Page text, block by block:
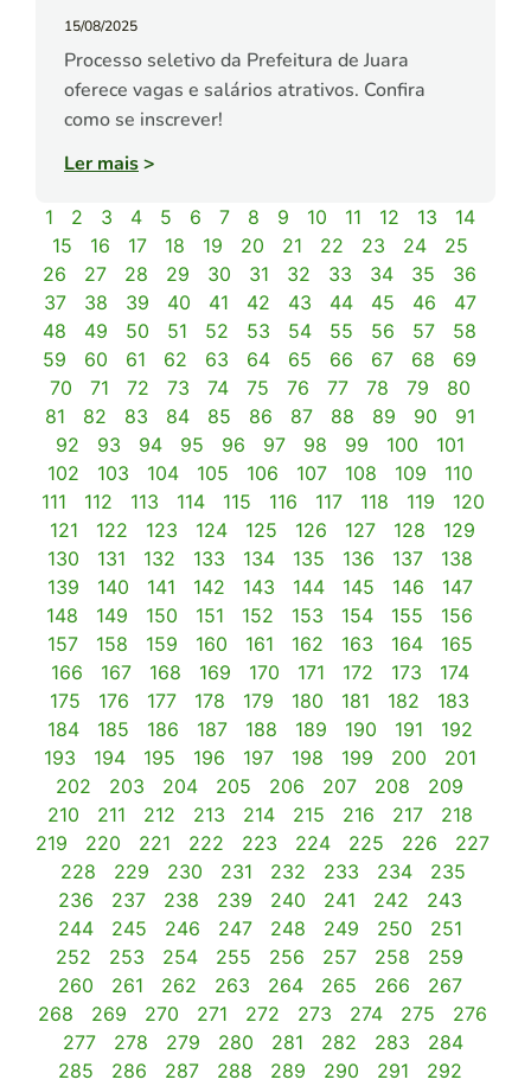
15/08/2025
Processo seletivo da Prefeitura de Juara
oferece vagas e salários atrativos. Confira
como se inscrever!
Ler mais>
1 2 3 4 5 6 7 8 9 10 11 12 13
14
15
16 17 18 19 20 21 22 23 24
25
26
27 28 29 30 31 32 33 34 35
36
37
38 39 40 41 42 43 44 45 46
47
48
49 50 51 52 53 54 55 56 57
58
59
60 61 62 63 64 65 66 67 68
69
70
71 72 73 74 75 76 77 78 79
80
81
82 83 84 85 86 87 88 89 90
91
92
93 94 95 96 97 98 99 100
101
102
103 104 105 106 107 108 109
110
111
112 113 114 115 116 117 118 119
120
121
122 123 124 125 126 127 128
129
130
131 132 133 134 135 136 137
138
139
140 141 142 143 144 145 146
147
148
149 150 151 152 153 154 155
156
157
158 159 160 161 162 163 164
165
166
167 168 169 170 171 172 173
174
175
176 177 178 179 180 181 182
183
184
185 186 187 188 189 190 191
192
193
194 195 196 197 198 199 200
201
202
203 204 205 206 207 208
209
210
211 212 213 214 215 216 217
218
219
220 221 222 223 224 225 226
227
228
229 230 231 232 233 234
235
236
237 238 239 240 241 242
243
244
245 246 247 248 249 250
251
252
253 254 255 256 257 258
259
260
261 262 263 264 265 266
267
268
269 270 271 272 273 274 275
276
277
278 279 280 281 282 283
284
285
286 287 288 289 290 291
292